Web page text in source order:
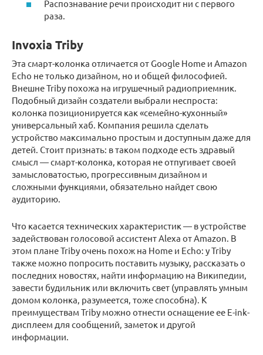
Распознавание речи происходит ни с первого
раза.
Invoxia Triby
Эта смарт-колонка отличается от Google Home и Amazon
Echo не только дизайном, но и общей философией.
Внешне Triby похожа на игрушечный радиоприемник.
Подобный дизайн создатели выбрали неспроста:
колонка позиционируется как «семейно-кухонный»
универсальный хаб. Компания решила сделать
устройство максимально простым и доступным даже для
детей. Стоит признать: в таком подходе есть здравый
смысл — смарт-колонка, которая не отпугивает своей
замысловатостью, прогрессивным дизайном и
сложными функциями, обязательно найдет свою
аудиторию.
Что касается технических характеристик — в устройстве
задействован голосовой ассистент Alexa от Amazon. В
этом плане Triby очень похож на Home и Echo: у Triby
также можно попросить поставить музыку, рассказать о
последних новостях, найти информацию на Википедии,
завести будильник или включить свет (управлять умным
домом колонка, разумеется, тоже способна). К
преимуществам Triby можно отнести оснащение ее E-ink-
дисплеем для сообщений, заметок и другой
информации.